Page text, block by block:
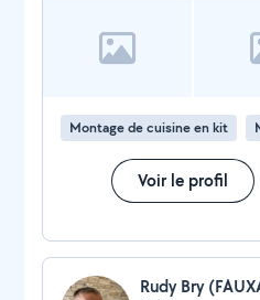
Montage de cuisine en kit
Voir le profil
Rudy Bry